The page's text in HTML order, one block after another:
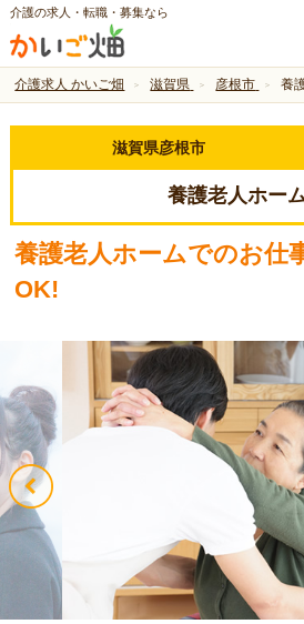
介護の求人・転職・募集なら
介護求人 かいご畑 滋賀県 彦根市 養護
滋賀県彦根市
養護老人ホー
養護老人ホームでのお
OK!